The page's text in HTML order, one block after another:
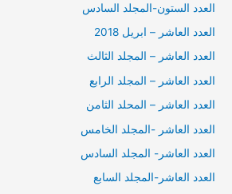
العدد الستون-المجلد السادس
العدد العاشر – ابريل 2018
العدد العاشر – المجلد الثالث
العدد العاشر – المجلد الرابع
العدد العاشر – المحلد الثامن
العدد العاشر -المجلد الخامس
العدد العاشر- المجلد السادس
العدد العاشر-المجلد السابع